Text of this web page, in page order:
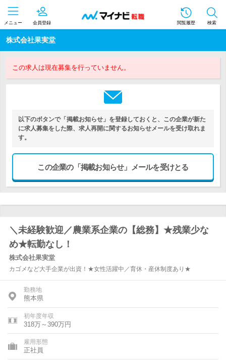
メニュー 会員登録 閲覧履歴 検索
株式会社果実堂
この求人は現在募集を行っていません。
以下のボタンで「掲載お知らせ」を登録しておくと、この企業が新た
に求人募集をした際、求人再開に関するお知らせメールを受け取れま
す。
この企業の「掲載お知らせ」メールを受けとる
＼未経験歓迎／農業系企業の【総務】★残業少な
め★転勤なし！
株式会社果実堂
カゴメなど大手企業が出資！★女性活躍中／育休・産休制度あり★
勤務地
熊本県
初年度年収
318万～390万円
雇用形態
正社員